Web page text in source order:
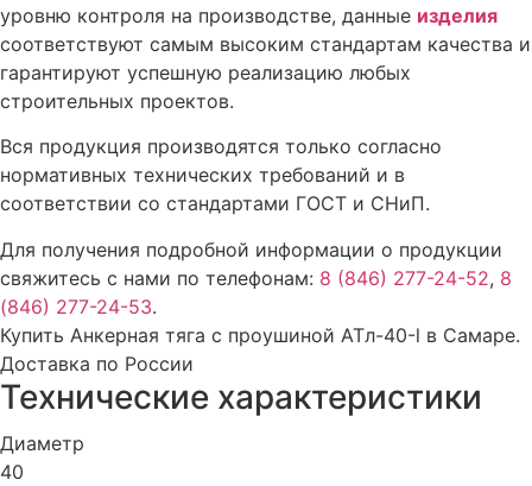
уровню контроля на производстве, данные изделия
соответствуют самым высоким стандартам качества и
гарантируют успешную реализацию любых
строительных проектов.
Вся продукция производятся только согласно
нормативных технических требований и в
соответствии со стандартами ГОСТ и СНиП.
Для получения подробной информации о продукции
свяжитесь с нами по телефонам: 8 (846) 277-24-52, 8
(846) 277-24-53.
Купить Анкерная тяга с проушиной АТл-40-l в Самаре.
Доставка по России
Технические характеристики
Диаметр
40